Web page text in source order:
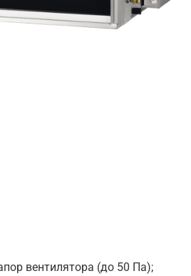
вентилятора (до 50 Па);